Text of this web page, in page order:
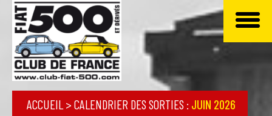
ACCUEIL > CALENDRIER DES SORTIES : JUIN 2026